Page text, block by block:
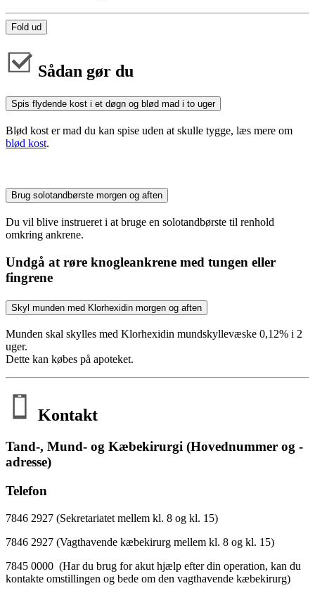
Fold ud
Sådan gør du
Spis flydende kost i et døgn og blød mad i to uger
Blød kost er mad du kan spise uden at skulle tygge, læs mere om
blød kost.
Brug solotandbørste morgen og aften
Du vil blive instrueret i at bruge en solotandbørste til renhold
omkring ankrene.
Undgå at røre knogleankrene med tungen eller
fingrene
Skyl munden med Klorhexidin morgen og aften
Munden skal skylles med Klorhexidin mundskyllevæske 0,12% i 2
uger.
Dette kan købes på apoteket.
Kontakt
Tand-, Mund- og Kæbekirurgi (Hovednummer og -
adresse)
Telefon
7846 2927 (Sekretariatet mellem kl. 8 og kl. 15)
7846 2927 (Vagthavende kæbekirurg mellem kl. 8 og kl. 15)
7845 0000 (Har du brug for akut hjælp efter din operation, kan du
kontakte omstillingen og bede om den vagthavende kæbekirurg)